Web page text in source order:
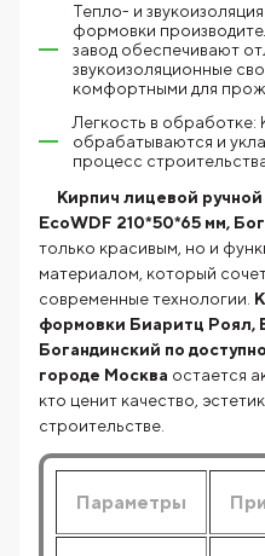
Тепло- и
формовки
завод обеспечивают
звукоизоляционные
комфортными для
Легкость в обработке:
обрабатываются и
процесс
Кирпич лицевой
EcoWDF 210*50*65 мм,
только красивым, но и
материалом, который
современные технологии.
формовки Биаритц Роял,
Богандинский по
городе Москва остается
кто ценит качество,
строительстве.
Параметры